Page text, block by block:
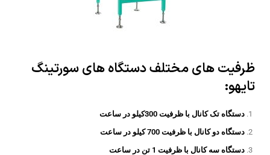
ظرفیت های مختلف دستگاه های سورتینگ
تایهو:
دستگاه تک کانال با ظرفیت 300کیلو در ساعت
دستگاه دو کانال با ظرفیت 700 کیلو در ساعت
دستگاه سه کانال با ظرفیت 1 تن در ساعت